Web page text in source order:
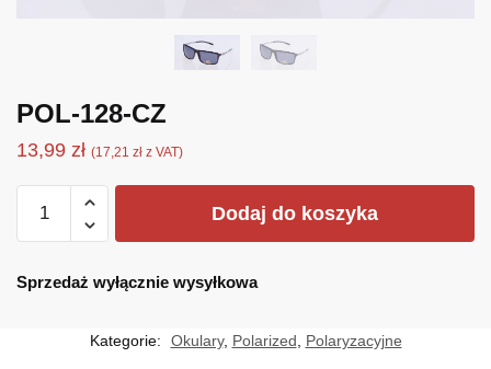
POL-128-CZ
13,99 zł (17,21 zł z VAT)
POL-
CZ
Dodaj do koszyka
Sprzedaż wyłącznie wysyłkowa
Kategorie: Okulary, Polarized Polaryzacyjne